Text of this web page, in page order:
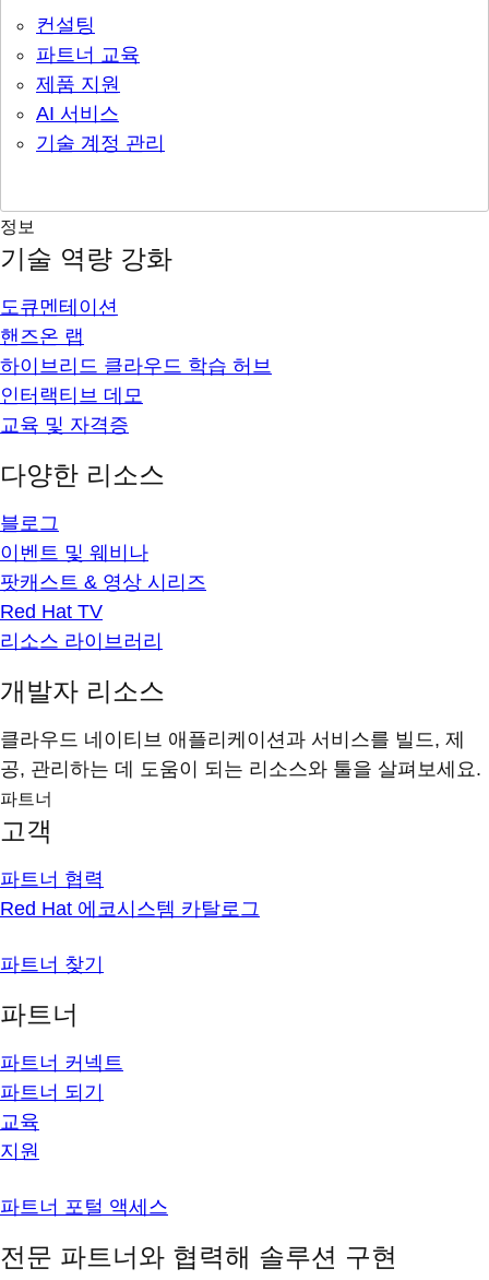
컨설팅
파트너 교육
제품 지원
AI 서비스
기술 계정 관리
정보
기술 역량 강화
도큐멘테이션
핸즈온 랩
하이브리드 클라우드 학습 허브
인터랙티브 데모
교육 및 자격증
다양한 리소스
블로그
이벤트 및 웨비나
팟캐스트 & 영상 시리즈
Red Hat TV
리소스 라이브러리
개발자 리소스
클라우드 네이티브 애플리케이션과 서비스를 빌드, 제
공, 관리하는 데 도움이 되는 리소스와 툴을 살펴보세요.
파트너
고객
파트너 협력
Red Hat 에코시스템 카탈로그
파트너 찾기
파트너
파트너 커넥트
파트너 되기
교육
지원
파트너 포털 액세스
전문 파트너와 협력해 솔루션 구현